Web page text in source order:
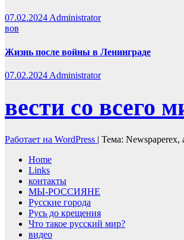
07.02.2024 Administrator
вов
Жизнь после войны в Ленинграде
07.02.2024 Administrator
вести со всего
Работает на WordPress | Тема: Newspaperex,
Home
Links
контакты
МЫ-РОССИЯНЕ
Русские города
Русь до крещения
Что такое русский мир?
видео